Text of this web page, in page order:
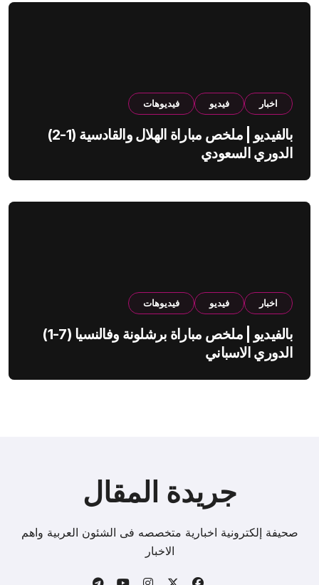
اخبار فيديو فيديوهات
بالفيديو | ملخص مباراة الهلال والقادسية (1-2)
الدوري السعودي
اخبار فيديو فيديوهات
بالفيديو | ملخص مباراة برشلونة وفالنسيا (7-1)
الدوري الاسباني
جريدة المقال
صحيفة إلكترونية اخبارية متخصصه فى الشئون العربية واهم
الاخبار